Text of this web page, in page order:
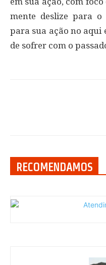
mente deslize para o
para sua ação no aqui
de sofrer com o
RECOMENDAMOS